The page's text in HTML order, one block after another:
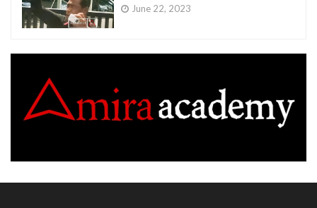
June 22, 2023